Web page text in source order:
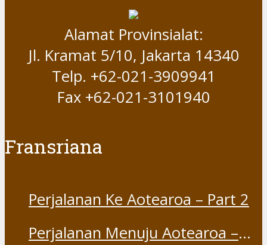
Alamat Provinsialat:
Jl. Kramat 5/10, Jakarta 14340
Telp. +62-021-3909941
Fax +62-021-3101940
Fransriana
Perjalanan Ke Aotearoa – Part 2
Perjalanan Menuju Aotearoa –